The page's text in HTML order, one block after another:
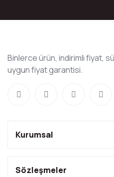
Binlerce ürün, indirimli fiyat,
uygun fiyat garantisi.
Kurumsal
Sözleşmeler